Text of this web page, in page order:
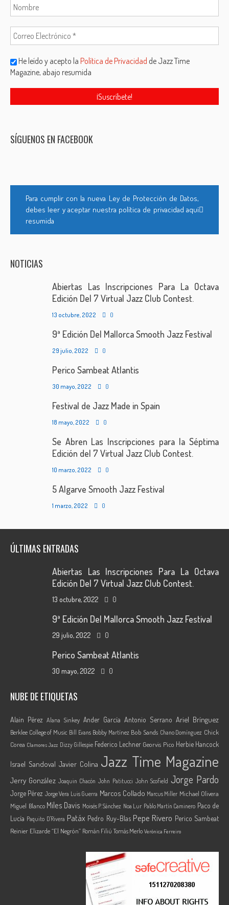
He leído y acepto laPolítica de Privacidad de Jazz Time
Magazine, abajo resumida
SÍGUENOS EN FACEBOOK
Para cumplir con la nueva Ley de Protección de Datos,
debes leer y aceptar nuestra política de privacidad aquí
resumida
NOTICIAS
Abiertas Las Inscripciones Para La Octava
Edición Del 7 Virtual Jazz Club Contest.
13 octubre, 2022 0
9ª Edición Del Mallorca Smooth Jazz Festival
29 julio, 2022 0
Perico Sambeat Atlantis
30 mayo, 2022 0
Festival de Jazz Made in Spain
18 mayo, 2022 0
Se Abren Las Inscripciones para la Séptima
Edición del 7 Virtual Jazz Club Contest.
10 marzo, 2022 0
5 Algarve Smooth Jazz Festival
1 marzo, 2022 0
ÚLTIMAS ENTRADAS
Abiertas Las Inscripciones Para La Octava
Edición Del 7 Virtual Jazz Club Contest.
13 octubre, 2022 0
9ª Edición Del Mallorca Smooth Jazz Festival
29 julio, 2022 0
Perico Sambeat Atlantis
30 mayo, 2022 0
NUBE DE ETIQUETAS
Alain Pérez Alana Sinkey Ander García Antonio Serrano Ariel Brínguez
Berklee College of Music Bill Evans Bobby Martínez Bob Sands Chano Domínguez Chick
Corea Clamores Jazz Dizzy Gillespie Federico Lechner Georvis Pico Herbie Hancock
Israel Sandoval Javier Colina Jazz Time Magazine
Jerry González Joaquin Chacón John Patitucci John Scofield Jorge Pardo
Jorge Pérez Jorge Vera Luis Guerra Marcos Collado Marcus Miller Michael Olivera
Miguel Blanco Miles Davis Moisés P. Sánchez Noa Lur Pablo Martín Caminero Paco de
Lucía Paquito D'Rivera Patáx Pedro Ruy-Blas Pepe Rivero Perico Sambeat
Reinier Elizarde “El Negrón” Román Filiú Tomás Merlo Verónica Ferreiro